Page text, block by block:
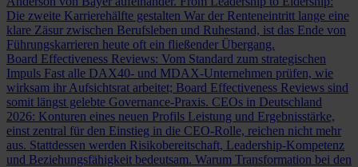
Die zweite Karrierehälfte gestalten War der Renteneintritt lange eine
klare Zäsur zwischen Berufsleben und Ruhestand, ist das Ende von
Führungskarrieren heute oft ein fließender Übergang.
Board Effectiveness Reviews: Vom Standard zum strategischen
Impuls Fast alle DAX40- und MDAX-Unternehmen prüfen, wie
wirksam ihr Aufsichtsrat arbeitet; Board Effectiveness Reviews sind
somit längst gelebte Governance-Praxis. CEOs in Deutschland
2026: Konturen eines neuen Profils Leistung und Ergebnisstärke,
einst zentral für den Einstieg in die CEO-Rolle, reichen nicht mehr
aus. Stattdessen werden Risikobereitschaft, Leadership-Kompetenz
und Beziehungsfähigkeit bedeutsam. Warum Transformation bei den